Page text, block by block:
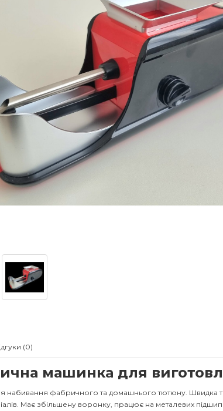
(0)
машинка для
набивання фабричного та домашнього тютюну. Швидка
Має збільшену воронку, працює на металевих